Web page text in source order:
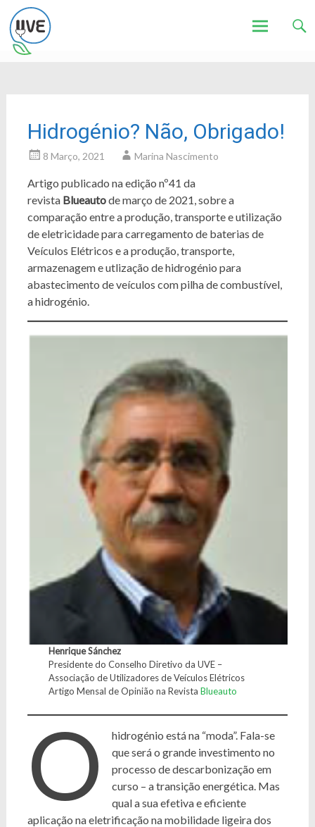
Hidrogénio? Não, Obrigado!
8 Março, 2021 Marina Nascimento
Artigo publicado na edição nº41 da
revista Blueautode março de 2021, sobre a
comparação entre a produção, transporte e utilização
de eletricidade para carregamento de baterias de
Veículos Elétricos e a produção, transporte,
armazenagem e utlização de hidrogénio para
abastecimento de veículos com pilha de combustível,
a hidrogénio.
Henrique Sánchez
Presidente do Conselho Diretivo da UVE –
Associação de Utilizadores de Veículos Elétricos
Artigo Mensal de Opinião na Revista Blueauto
O
hidrogénio está na “moda”. Fala-se
que será o grande investimento no
processo de descarbonização em
curso – a transição energética. Mas
qual a sua efetiva e eficiente
aplicação na eletrificação na mobilidade ligeira dos